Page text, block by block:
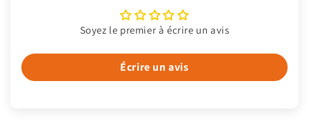
Soyez le premier à écrire un avis
Écrire un avis